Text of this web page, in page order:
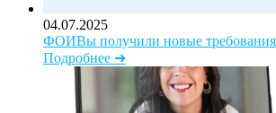
04.07.2025
ФОИВы получили новые требования
Подробнее ➜